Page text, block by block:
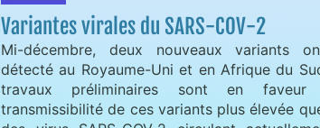
Variantes virales du SARS-COV-2
Mi-décembre, deux nouveaux variants
détecté au Royaume-Uni et en Afrique du
travaux préliminaires sont en faveur
transmissibilité de ces variants plus élevée